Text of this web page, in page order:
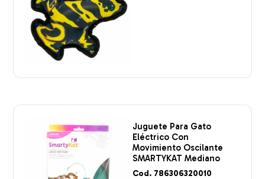
Juguete Para Gato
Eléctrico Con
Movimiento Oscilante
SMARTYKAT Mediano
Cod. 786306320010